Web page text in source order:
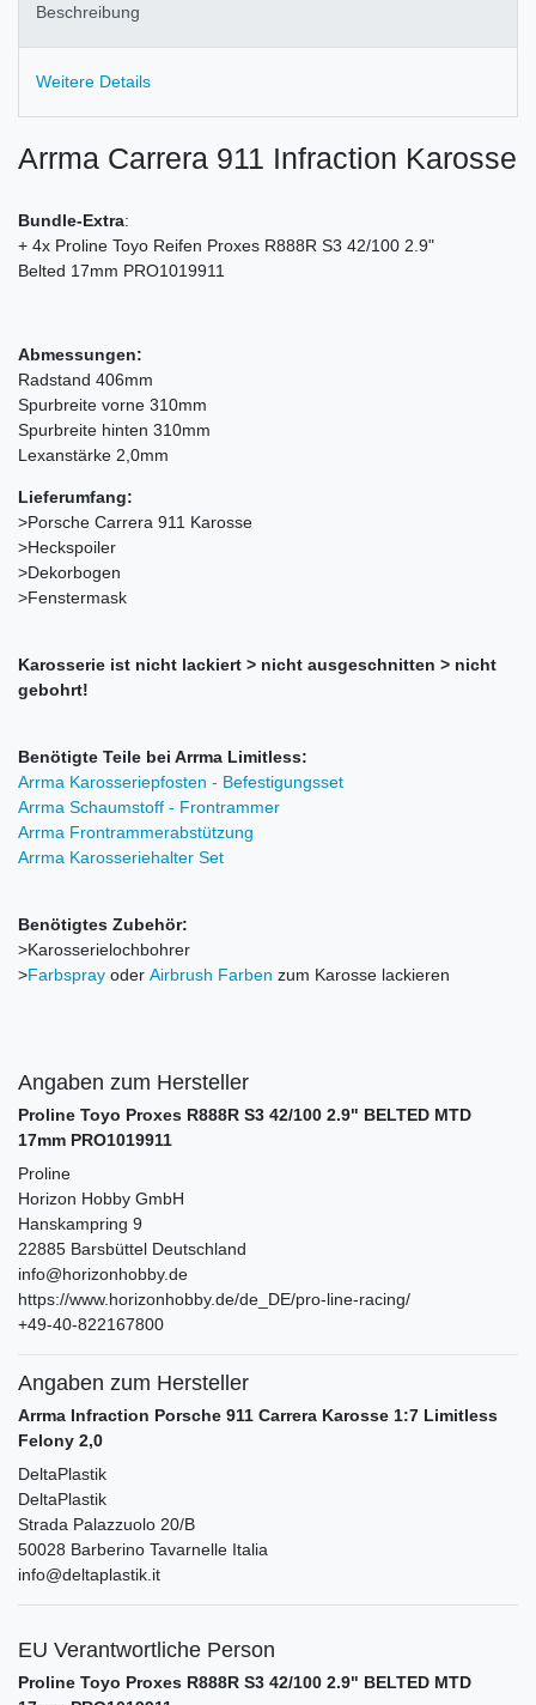
Beschreibung
Weitere Details
Arrma Carrera 911 Infraction Karosse
Bundle-Extra:
+ 4x Proline Toyo Reifen Proxes R888R S3 42/100 2.9"
Belted 17mm PRO1019911
Abmessungen:
Radstand 406mm
Spurbreite vorne 310mm
Spurbreite hinten 310mm
Lexanstärke 2,0mm
Lieferumfang:
>Porsche Carrera 911 Karosse
>Heckspoiler
>Dekorbogen
>Fenstermask
Karosserie ist nicht lackiert > nicht ausgeschnitten > nicht
gebohrt!
Benötigte Teile bei Arrma Limitless:
Arrma Karosseriepfosten - Befestigungsset
Arrma Schaumstoff - Frontrammer
Arrma Frontrammerabstützung
Arrma Karosseriehalter Set
Benötigtes Zubehör:
>Karosserielochbohrer
>Farbspray oder Airbrush Farben zum Karosse lackieren
Angaben zum Hersteller
Proline Toyo Proxes R888R S3 42/100 2.9" BELTED MTD
17mm PRO1019911
Proline
Horizon Hobby GmbH
Hanskampring 9
22885 Barsbüttel Deutschland
info@horizonhobby.de
https://www.horizonhobby.de/de_DE/pro-line-racing/
+49-40-822167800
Angaben zum Hersteller
Arrma Infraction Porsche 911 Carrera Karosse 1:7 Limitless
Felony 2,0
DeltaPlastik
DeltaPlastik
Strada Palazzuolo 20/B
50028 Barberino Tavarnelle Italia
info@deltaplastik.it
EU Verantwortliche Person
Proline Toyo Proxes R888R S3 42/100 2.9" BELTED MTD